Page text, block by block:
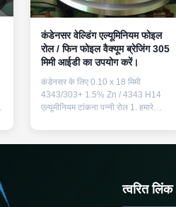
कंडेनसर वेल्डिंग एल्यूमिनियम फोइल
रोल / फिन फोइल वैक्यूम ब्रेजिंग 305
मिमी आईडी का उपयोग करें।
कंडेनसर के लिए 0.10 x 18 मिमी
4343/303+ 1.5% Zn / 4343 H14
एल्यूमीनियम टांकना पन्नी रोल 1. हमारे
रासायनिक संरचना, एल्यूमीनियम मिश्र धातु के
बारे में क्लैडिंग सामग्री और वेल्डिंग हीट
त्वरित लिंक